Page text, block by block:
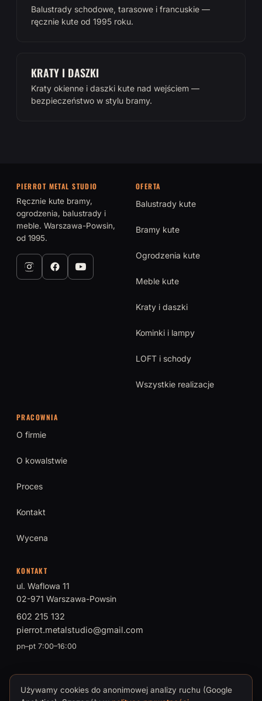
Balustrady schodowe, tarasowe i francuskie —
ręcznie kute od 1995 roku.
KRATY I DASZKI
Kraty okienne i daszki kute nad wejściem —
bezpieczeństwo w stylu bramy.
PIERROT METAL STUDIO
Ręcznie kute bramy,
ogrodzenia, balustrady i
meble. Warszawa-Powsin,
od 1995.
OFERTA
Balustrady kute
Bramy kute
Ogrodzenia kute
Meble kute
Kraty i daszki
Kominki i lampy
LOFT i schody
Wszystkie realizacje
PRACOWNIA
O firmie
O kowalstwie
Proces
Kontakt
Wycena
KONTAKT
ul. Waflowa 11
02-971 Warszawa-Powsin
602 215 132
pierrot.metalstudio@gmail.com
pn–pt 7:00–16:00
© 2026 PIERROT Metal Studio · Tomasz Brokman, Mistrz Sztuki
Używamy cookies do anonimowej analizy ruchu (Google